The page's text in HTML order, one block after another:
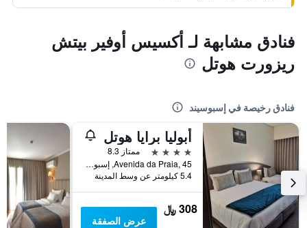
فنادق مشابهة لـ أكسيس أوفير بيتش
ريزورت هوتل
فنادق رخيصة في إسبوسيند
أبوليا برايا هوتل
4 نجوم
ممتاز 8.3
Avenida da Praia, 45, إسبوسيند, محافظة براغا, البرتغال
5.4 كيلومتر عن وسط المدينة
308 ﷼
عرض الصفقة